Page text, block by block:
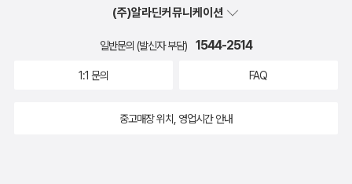
(주)알라딘커뮤니케이션
일반문의 (발신자 부담) 1544-2514
1:1 문의 FAQ
중고매장 위치, 영업시간 안내